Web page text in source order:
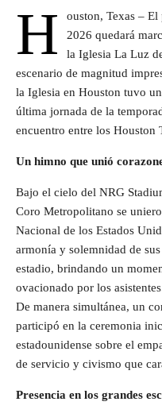
H
ouston, Texas –
2026 quedará
la Iglesia La Luz
escenario de magnitud
la Iglesia en Houston tuvo
última jornada de la
encuentro entre los Houston
Un himno que unió
Bajo el cielo del NRG
Coro Metropolitano se
Nacional de los Estados
armonía y solemnidad de
estadio, brindando un
ovacionado por los
De manera simultánea, un
participó en la ceremonia
estadounidense sobre el
de servicio y civismo que
Presencia en los grandes